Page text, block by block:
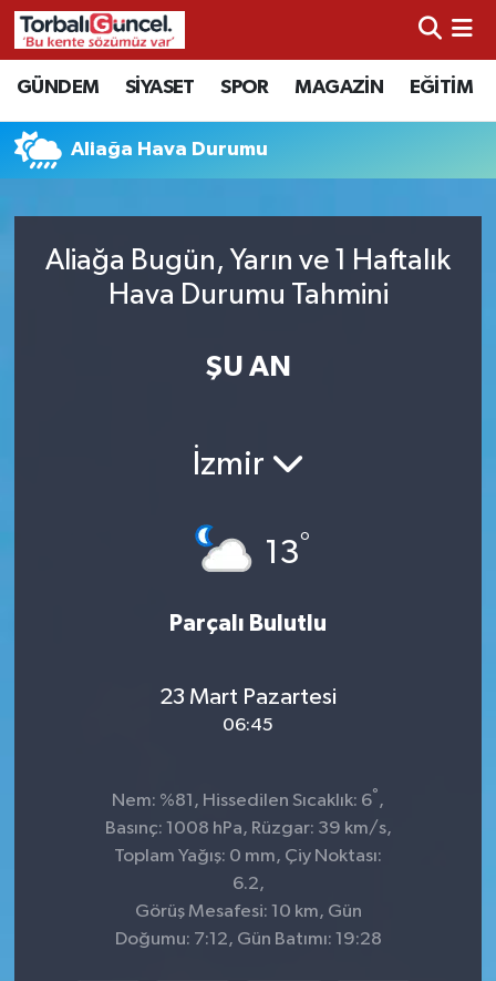
GÜNDEM SİYASET SPOR MAGAZİN EĞİTİM
Aliağa Hava Durumu
Aliağa Bugün, Yarın ve 1 Haftalık
Hava Durumu Tahmini
ŞU AN
İzmir
13°
Parçalı Bulutlu
23 Mart Pazartesi
06:45
Nem: %81, Hissedilen Sıcaklık: 6° ,
Basınç: 1008 hPa, Rüzgar: 39 km/s,
Toplam Yağış: 0 mm, Çiy Noktası:
6.2,
Görüş Mesafesi: 10 km, Gün
Doğumu: 7:12, Gün Batımı: 19:28
İzmir Nöbetçi Eczaneler
İzmir Hava Durumu
İzmir Trafik Yoğunluk Haritası
Süper Lig Puan Durumu ve Fikstür